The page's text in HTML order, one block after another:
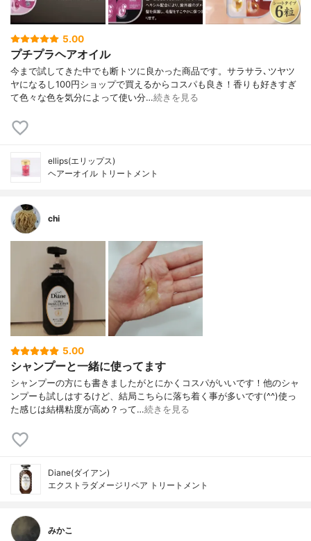
5.00
プチプラヘアオイル
今まで試してきた中でも断トツに良かった商品です。サラサラ､ツヤツ
ヤになるし100円ショップで買えるからコスパも良き！香りも好きすぎ
て色々な色を気分によって使い分…続きを見る
ellips(エリップス)
ヘアーオイル トリートメント
chi
5.00
シャンプーと一緒に使ってます
シャンプーの方にも書きましたがとにかくコスパがいいです！他のシャ
ンプーも試しはするけど、結局こちらに落ち着く事が多いです(^^)使っ
た感じは結構粘度が高め？って…続きを見る
Diane(ダイアン)
エクストラダメージリペア トリートメント
みかこ